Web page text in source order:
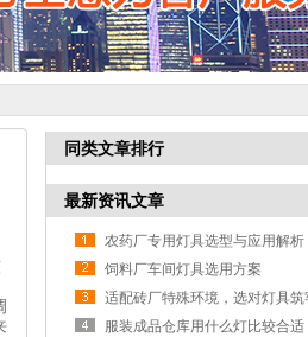
同类文章排行
最新资讯文章
农药厂专用灯具选型与应用解析
饲料厂车间灯具选用方案
服装成品仓库用什么灯比较合适